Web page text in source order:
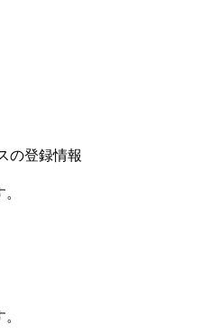
の登録情報